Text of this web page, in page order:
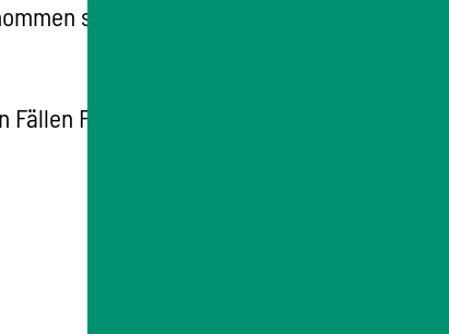
sind Landrätinnen und Landräte,
Fachaufsichtsbeschwerde